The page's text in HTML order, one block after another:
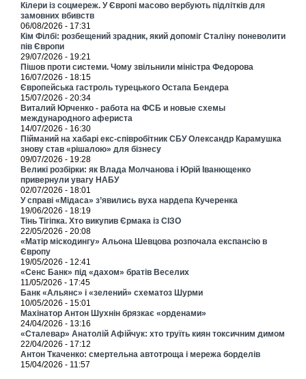
Кілери із соцмереж. У Європі масово вербують підлітків для
замовних вбивств
06/08/2026 - 17:31
Кім Філбі: розбещений зрадник, який допоміг Сталіну поневолити
пів Європи
29/07/2026 - 19:21
Пішов проти системи. Чому звільнили міністра Федорова
16/07/2026 - 18:15
Європейська гастроль турецького Остапа Бендера
15/07/2026 - 20:34
Виталий Юрченко - работа на ФСБ и новые схемы
международного афериста
14/07/2026 - 16:30
Пійманий на хабарі екс-співробітник СБУ Олександр Карамушка
знову став «рішалою» для бізнесу
09/07/2026 - 19:28
Великі розбірки: як Влада Молчанова і Юрій Іванющенко
привернули увагу НАБУ
02/07/2026 - 18:01
У справі «Мідаса» з’явились вуха нардепа Кучеренка
19/06/2026 - 18:19
Тінь Тігіпка. Хто викупив Єрмака із СІЗО
22/05/2026 - 20:08
«Матір міскодингу» Альона Шевцова розпочала експансію в
Європу
19/05/2026 - 12:41
«Сенс Банк» під «дахом» братів Веселих
11/05/2026 - 17:45
Банк «Альянс» і «зелений» схематоз Шурми
10/05/2026 - 15:01
Махінатор Антон Шухнін брязкає «орденами»
24/04/2026 - 13:16
«Сталевар» Анатолій Афійчук: хто труїть киян токсичним димом
22/04/2026 - 17:12
Антон Ткаченко: смертельна автотроща і мережа борделів
15/04/2026 - 11:57